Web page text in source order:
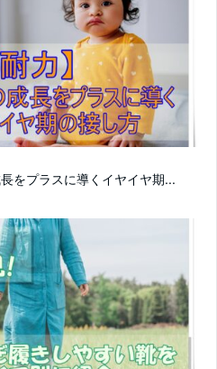
をプラスに導くイヤイヤ期...